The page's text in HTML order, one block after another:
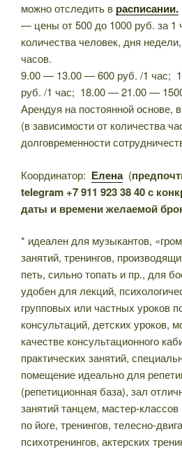
можно отследить в расписании.
— цены от 500 до 1000 руб. за 1
количества человек, дня
часов.
9.00 — 13.00 — 600 руб. /1 час;
руб. /1 час; 18.00 — 21.00 —
Арендуя на постоянной
(в зависимости от количества
долговременности
Координатор: Елена (
telegram +7 911 923 38 40 с
даты и времени желаемой
* идеален для музыкантов,
занятий, тренингов,
петь, сильно топать и пр., для
удобен для лекций,
групповых или частных уроков
консультаций, детских уроков,
качестве консультационного
практических занятий,
помещение идеально для
(репетиционная база), зал
занятий танцем, мастер-
по йоге, тренингов, телесно-
психотренингов, актерских